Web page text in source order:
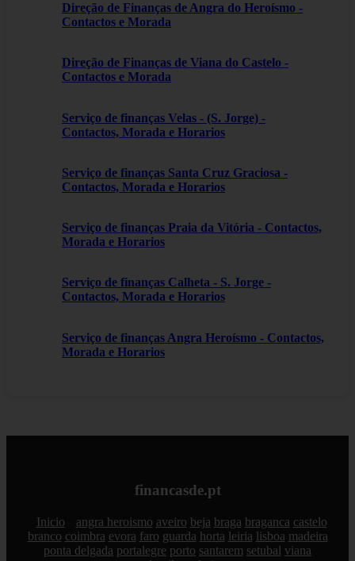
Direção de Finanças de Angra do Heroísmo -
Contactos e Morada
Direção de Finanças de Viana do Castelo -
Contactos e Morada
Serviço de finanças Velas - (S. Jorge) -
Contactos, Morada e Horarios
Serviço de finanças Santa Cruz Graciosa -
Contactos, Morada e Horarios
Serviço de finanças Praia da Vitória - Contactos,
Morada e Horarios
Serviço de finanças Calheta - S. Jorge -
Contactos, Morada e Horarios
Serviço de finanças Angra Heroísmo - Contactos,
Morada e Horarios
financasde.pt
Inicio angra heroismo aveiro beja braga braganca castelo
branco coimbra evora faro guarda horta leiria lisboa madeira
ponta delgada portalegre porto santarem setubal viana